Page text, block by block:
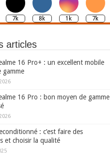
7k 8k 1k 7k
articles
16 Pro+ : un excellent mobile
gamme
16 Pro : bon moyen de gamme
: c’est faire des
et choisir la qualité